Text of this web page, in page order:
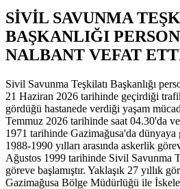
SİVİL SAVUNMA
BAŞKANLIĞI
NALBANT VEFAT
Sivil Savunma Teşkilatı Başkanlığı
21 Haziran 2026 tarihinde geçirdiği
gördüğü hastanede verdiği yaşam
Temmuz 2026 tarihinde saat 04.30'da
1971 tarihinde Gazimağusa'da
1988-1990 yılları arasında askerlik
Ağustos 1999 tarihinde Sivil Savunma
göreve başlamıştır. Yaklaşık 27 yıllık
Gazimağusa Bölge Müdürlüğü ile